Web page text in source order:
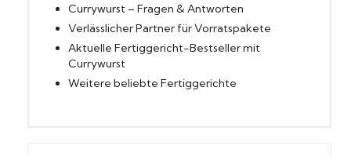
Currywurst – Fragen & Antworten
Verlässlicher Partner für Vorratspakete
Aktuelle Fertiggericht-Bestseller mit
Currywurst
Weitere beliebte Fertiggerichte